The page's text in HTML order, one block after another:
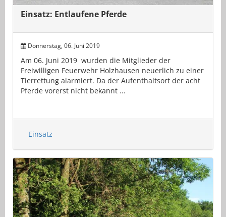
Einsatz: Entlaufene Pferde
Donnerstag, 06. Juni 2019
Am 06. Juni 2019 wurden die Mitglieder der
Freiwilligen Feuerwehr Holzhausen neuerlich zu einer
Tierrettung alarmiert. Da der Aufenthaltsort der acht
Pferde vorerst nicht bekannt ...
Einsatz